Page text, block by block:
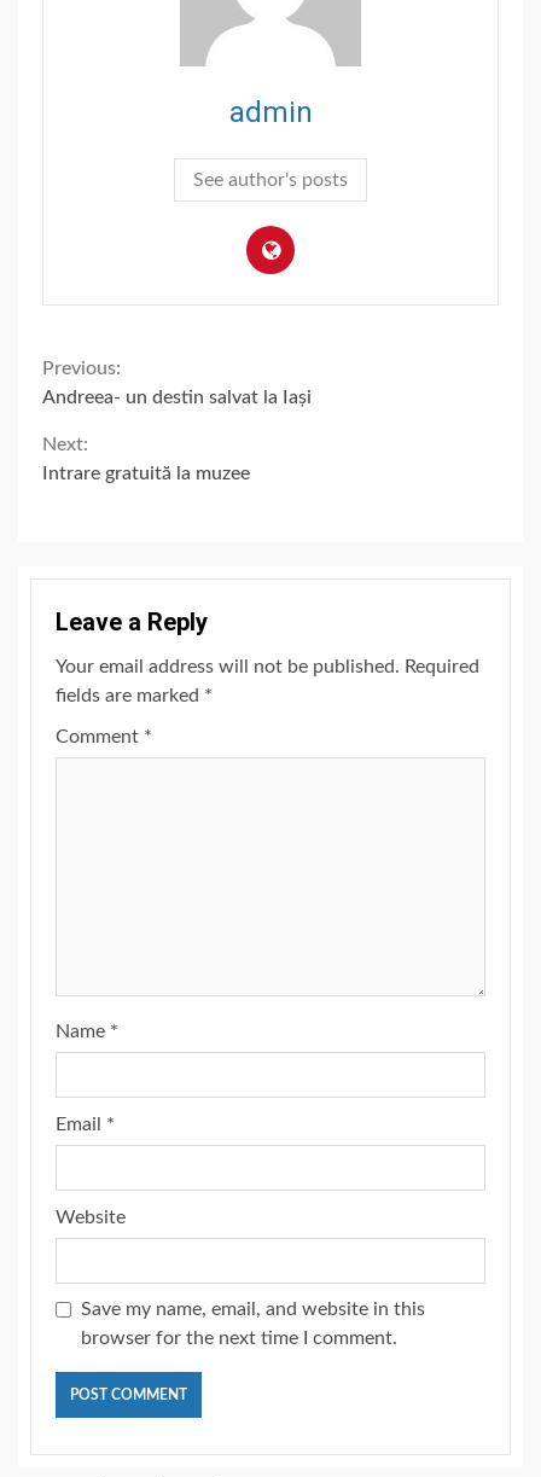
admin
See author's posts
Continue
Reading
Previous:
Andreea- un destin salvat la Iași
Next:
Intrare gratuită la muzee
Leave a Reply
Your email address will not be published. Required
fields are marked *
Comment *
Name *
Email *
Website
Save my name, email, and website in this
browser for the next time I comment.